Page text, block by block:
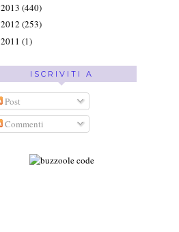
2013 (440)
2012 (253)
2011 (1)
ISCRIVITI A
Post
Commenti